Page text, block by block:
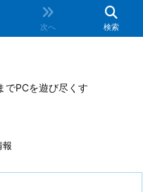
次へ 検索
でPCを遊び尽くす
報